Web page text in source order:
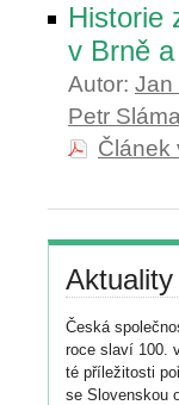
Historie
v Brně
Autor: Jan
Petr Sláma
Článek
Aktuality
Česká
roce slaví 100.
té příležitosti
se Slovenskou